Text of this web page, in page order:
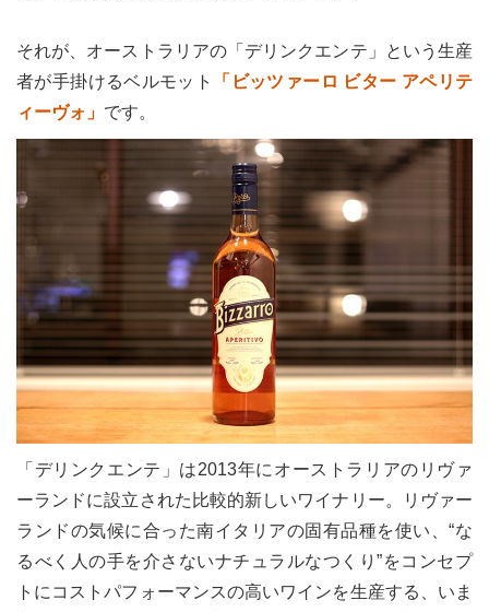
それが、オーストラリアの「デリンクエンテ」という生産
者が手掛けるベルモット
「ビッツァーロ ビター アペリテ
ィーヴォ」 です。
「デリンクエンテ」は2013年にオーストラリアのリヴァ
ーランドに設立された比較的新しいワイナリー。リヴァー
ランドの気候に合った南イタリアの固有品種を使い、“な
るべく人の手を介さないナチュラルなつくり”をコンセプ
トにコストパフォーマンスの高いワインを生産する、いま